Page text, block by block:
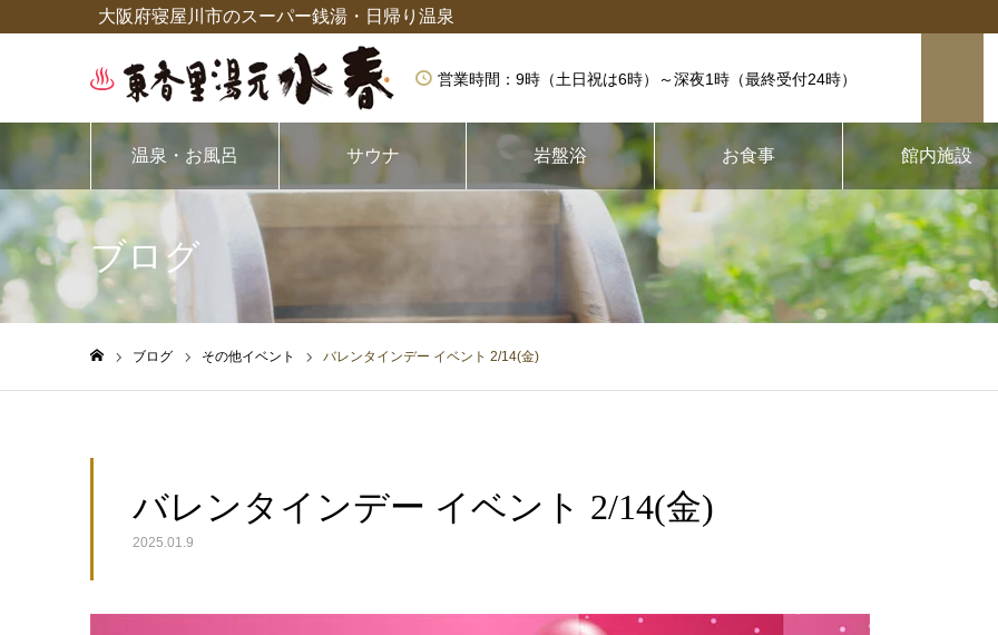
大阪府寝屋川市のスーパー銭湯・日帰り温泉
営業時間：9時（土日祝は6時） ～深夜1時（最終受付24時）
温泉・お風呂 サウナ 岩盤浴 お食事 館内施設
ブログ
ブログ その他イベント バレンタインデー イベント 2/14(金)
バレンタインデー イベント 2/14(金)
2025.01.9